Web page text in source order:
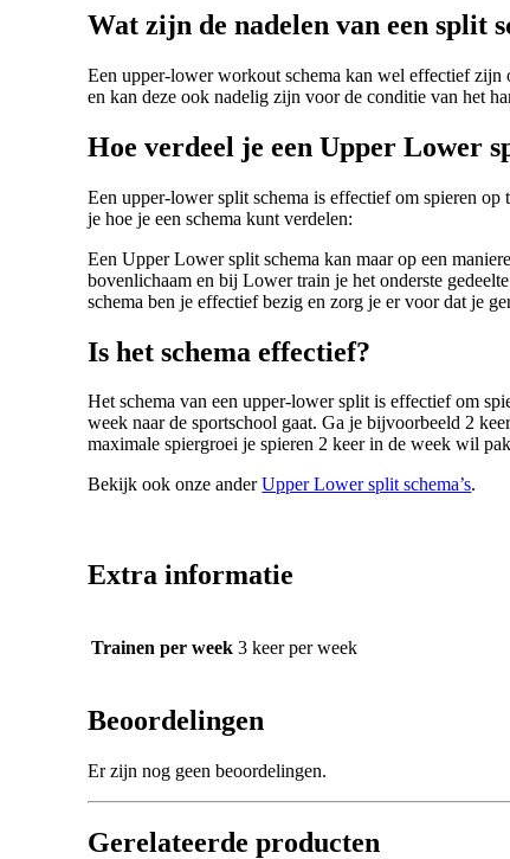
Wat zijn de nadelen van een split
Een upper-lower workout schema kan wel effectief zijn
en kan deze ook nadelig zijn voor de conditie van het
Hoe verdeel je een Upper Lower
Een upper-lower split schema is effectief om spieren
je hoe je een schema kunt verdelen:
Een Upper Lower split schema kan maar op een
bovenlichaam en bij Lower train je het onderste
schema ben je effectief bezig en zorg je er voor dat je
Is het schema effectief?
Het schema van een upper-lower split is effectief om
week naar de sportschool gaat. Ga je bijvoorbeeld 2
maximale spiergroei je spieren 2 keer in de week wil
Bekijk ook onze anderUpper Lower split schema’s.
Extra informatie
Trainen per week 3 keer per week
Beoordelingen
Er zijn nog geen beoordelingen.
Gerelateerde producten